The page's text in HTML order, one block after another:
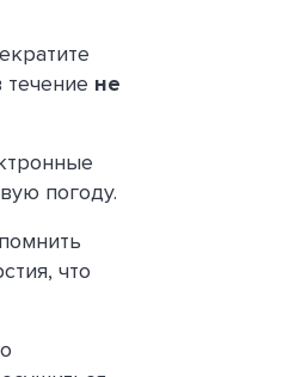
не
погоду.
что